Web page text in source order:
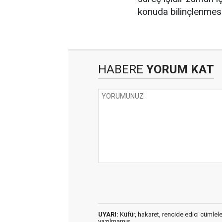
konuda
HABERE YORUM KAT
UYARI: Küfür, hakaret, rencide edici